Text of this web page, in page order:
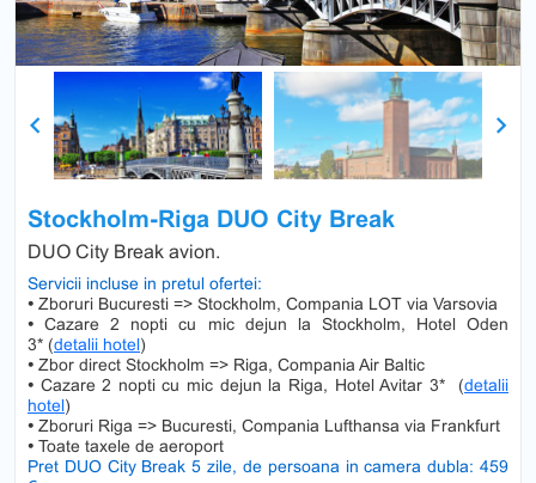
Stockholm-Riga DUO City Break
DUO City Break avion.
Servicii incluse in pretul ofertei:
• Zboruri Bucuresti => Stockholm, Compania LOT via Varsovia
• Cazare 2 nopti cu mic dejun la Stockholm, Hotel Oden
3* (detalii hotel)
• Zbor direct Stockholm => Riga, Compania Air Baltic
• Cazare 2 nopti cu mic dejun la Riga, Hotel Avitar 3* (detalii
hotel)
• Zboruri Riga => Bucuresti, Compania Lufthansa via Frankfurt
• Toate taxele de aeroport
Pret DUO City Break 5 zile, de persoana in camera dubla: 459
Previous Next